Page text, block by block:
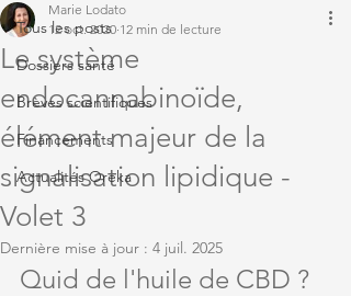
Tous les posts
Dossiers santé
Brèves scientifiques
Financements
Actualités Oreka
Le système
endocannabinoïde,
élément majeur de la
signalisation lipidique -
Volet 3
Marie Lodato
12 oct. 2020 12 min de lecture
Dernière mise à jour : 4 juil. 2025
Quid de l'huile de CBD ?